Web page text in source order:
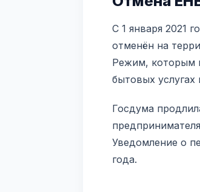
С 1 января 2021
отменён на
Режим, которым
бытовых услугах
Госдума
Уведомление о
года.